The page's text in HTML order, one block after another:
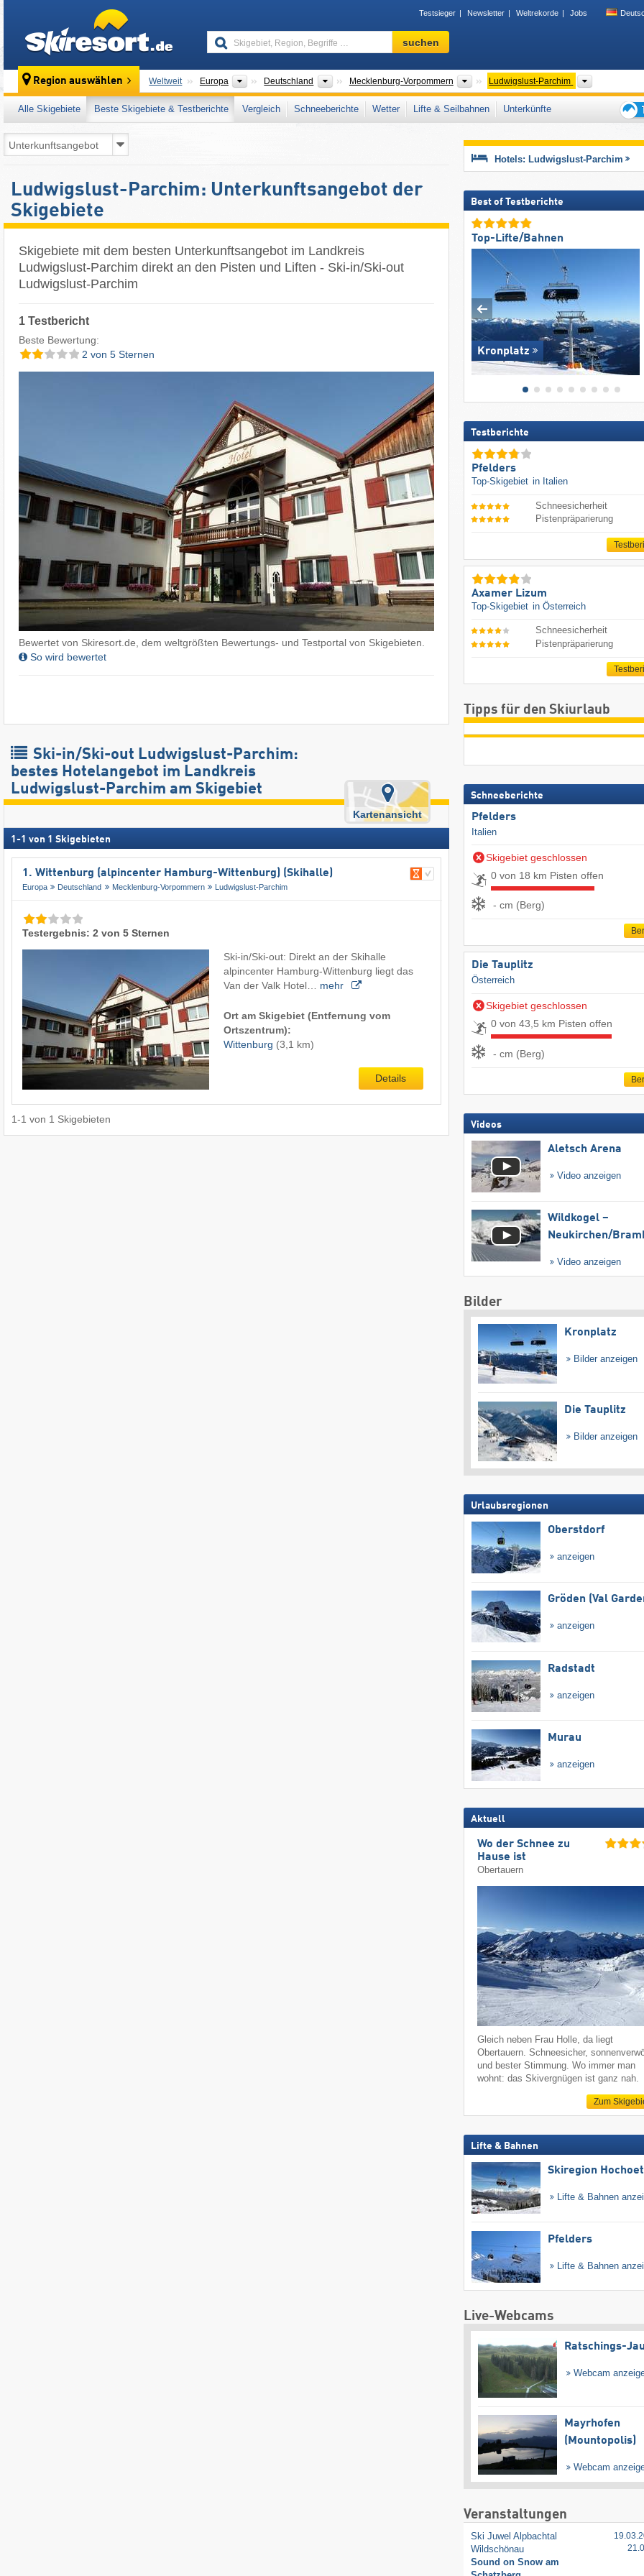
Testsieger Newsletter Weltrekorde Jobs
Skigebiet,
Region,
…
suchen
Region auswählen Weltweit Europa Kontinente
Deutschland LänderMecklenburg-Vorpommern Bundesländer
Ludwigslust-Parchim
Alle Skigebiete Beste Skigebiete & Testberichte Vergleich Schneeberichte Wetter Lifte & Seilbahnen
Unterkünfte
für
den
Ludwigslust-Parchim: Unterkunftsangebot der
Skigebiete
Skigebiete mit dem besten Unterkunftsangebot im Landkreis
Ludwigslust-Parchim direkt an den Pisten und Liften - Ski-in/Ski-out
Ludwigslust-Parchim
1 Testbericht
Beste Bewertung:
2 von 5 Sternen
Bewertet von Skiresort.de, dem weltgrößten Bewertungs- und Testportal von Skigebieten.
So wird bewertet
Ski-in/Ski-out Ludwigslust-Parchim:
bestes Hotelangebot im Landkreis
Ludwigslust-Parchim am Skigebiet
Kartenansicht
1 -1 von 1 Skigebieten
1. Wittenburg (alpincenter Hamburg-Wittenburg) (Skihalle)
Europa Deutschland Mecklenburg-Vorpommern Ludwigslust-Parchim
Testergebnis: 2 von 5 Sternen
Ski-in/Ski-out: Direkt an der Skihalle
alpincenter Hamburg-Wittenburg liegt das
Van der Valk Hotel… mehr
Ort am Skigebiet (Entfernung vom
Ortszentrum):
Wittenburg (3,1 km)
Details
1-1 von 1 Skigebieten
Hotels: Ludwigslust-Parchim
Best of Testberichte
Top-Lifte/Bahnen
Kronplatz
Testberichte
Pfelders
Top-Skigebiet in Italien
Schneesicherheit
Pistenpräparierung
Axamer Lizum
Top-Skigebiet in Österreich
Schneesicherheit
Pistenpräparierung
Tipps für den Skiurlaub
Schneeberichte
Pfelders
Italien
Skigebiet geschlossen
0 von 18 km Pisten offen
- cm (Berg)
Die Tauplitz
Österreich
Skigebiet geschlossen
0 von 43,5 km Pisten offen
- cm (Berg)
Videos
Aletsch Arena
Video anzeigen
Wildkogel –
Neukirchen/​
Video anzeigen
Bilder
Kronplatz
Bilder anzeigen
Die Tauplitz
Bilder anzeigen
Urlaubsregionen
Oberstdorf
anzeigen
Gröden (Val
anzeigen
Radstadt
anzeigen
Murau
anzeigen
Aktuell
Wo der Schnee zu
Hause ist
Obertauern
Gleich neben Frau Holle, da liegt
Obertauern. Schneesicher,
und bester Stimmung. Wo immer man
wohnt: das Skivergnügen ist ganz nah.
Zum
Lifte & Bahnen
Skiregion
Lifte & Bahnen
Pfelders
Lifte & Bahnen
Live-Webcams
Ratschings-
Webcam
Mayrhofen
(Mountopolis)
Webcam
Veranstaltungen
Ski Juwel Alpbachtal
Wildschönau
Sound on Snow am